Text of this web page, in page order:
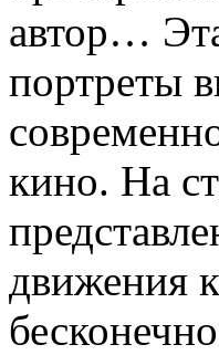
автор…
портреты
кино. На
движения